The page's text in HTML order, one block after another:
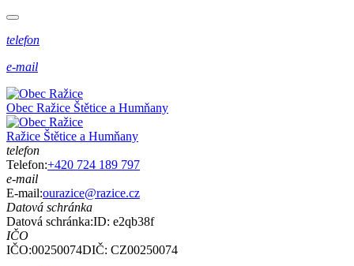
telefon
e-mail
Obec Ražice Štětice a Humňany
Ražice Štětice a Humňany
telefon
Telefon:+420 724 189 797
e-mail
E-mail:ourazice@razice.cz
Datová schránka
Datová schránka:ID: e2qb38f
IČO
IČO:00250074DIČ: CZ00250074